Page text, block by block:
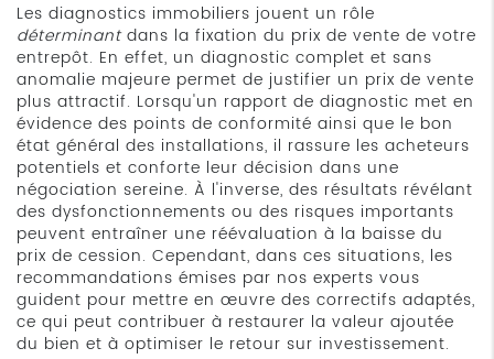
Les diagnostics immobiliers jouent un rôle
déterminantdans la fixation du prix de vente de votre
entrepôt. En effet, un diagnostic complet et sans
anomalie majeure permet de justifier un prix de vente
plus attractif. Lorsqu'un rapport de diagnostic met en
évidence des points de conformité ainsi que le bon
état général des installations, il rassure les acheteurs
potentiels et conforte leur décision dans une
négociation sereine. À l'inverse, des résultats révélant
des dysfonctionnements ou des risques importants
peuvent entraîner une réévaluation à la baisse du
prix de cession. Cependant, dans ces situations, les
recommandations émises par nos experts vous
guident pour mettre en œuvre des correctifs adaptés,
ce qui peut contribuer à restaurer la valeur ajoutée
du bien et à optimiser le retour sur investissement.